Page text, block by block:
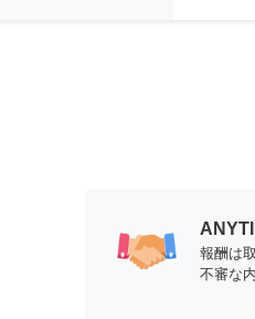
報酬は
不審な